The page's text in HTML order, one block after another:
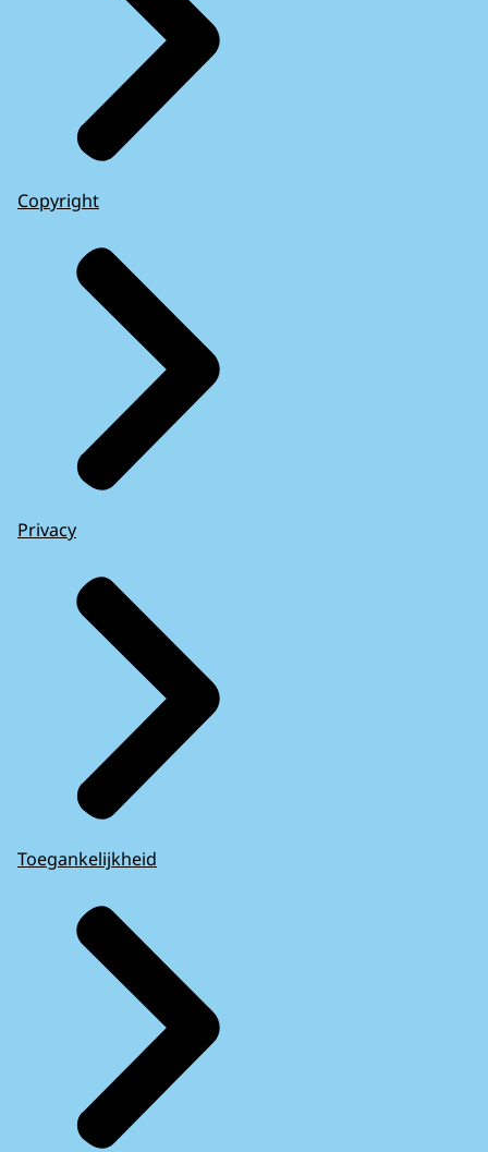
Copyright
Privacy
Toegankelijkheid